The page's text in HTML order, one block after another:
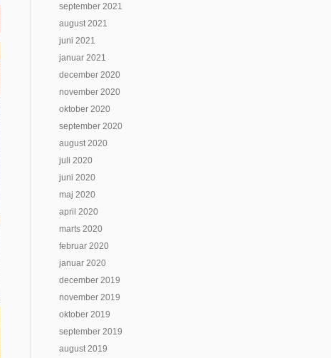
september 2021
august 2021
juni 2021
januar 2021
december 2020
november 2020
oktober 2020
september 2020
august 2020
juli 2020
juni 2020
maj 2020
april 2020
marts 2020
februar 2020
januar 2020
december 2019
november 2019
oktober 2019
september 2019
august 2019